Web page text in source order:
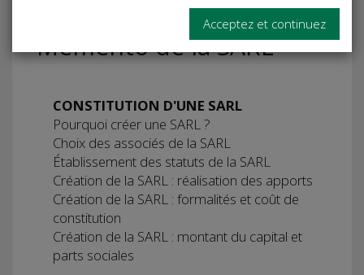
Mémento de la SARL
CONSTITUTION D'UNE SARL
Pourquoi créer une SARL ?
Choix des associés de la SARL
Établissement des statuts de la SARL
Création de la SARL : réalisation des apports
Création de la SARL : formalités et coût de
constitution
Création de la SARL : montant du capital et
parts sociales
Acceptez et continuez